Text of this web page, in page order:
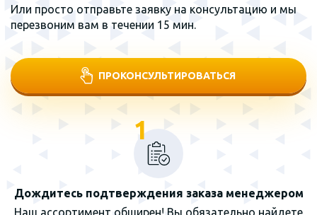
Или просто отправьте заявку на консультацию и мы
перезвоним вам в течении 15 мин.
ПРОКОНСУЛЬТИРОВАТЬСЯ
1
Дождитесь подтверждения заказа менеджером
Наш ассортимент обширен! Вы обязательно найдете